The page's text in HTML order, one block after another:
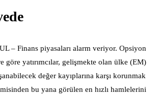
– Finans piyasaları alarm veriyor. Opsiyon
göre yatırımcılar, gelişmekte olan ülke (EM)
değer kayıplarına karşı korunmak
bu yana görülen en hızlı hamlelerini